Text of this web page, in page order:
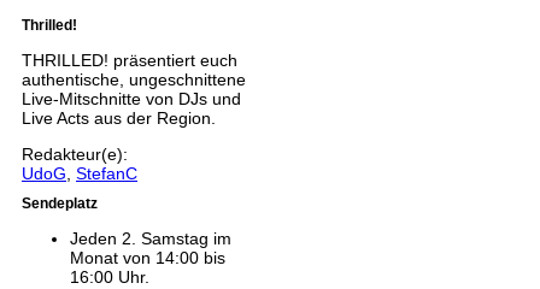
Thrilled!
THRILLED! präsentiert euch
authentische, ungeschnittene
Live-Mitschnitte von DJs und
Live Acts aus der Region.
Redakteur(e):
UdoG StefanC
Sendeplatz
Jeden 2. Samstag im
Monat von 14:00 bis
16:00 Uhr.